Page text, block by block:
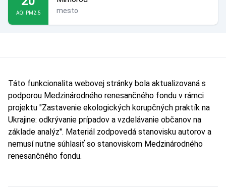
AQI PM2.5 mesto
Táto funkcionalita webovej stránky bola aktualizovaná s
podporou Medzinárodného renesančného fondu v rámci
projektu "Zastavenie ekologických korupčných praktík na
Ukrajine: odkrývanie prípadov a vzdelávanie občanov na
základe analýz". Materiál zodpovedá stanovisku autorov a
nemusí nutne súhlasiť so stanoviskom Medzinárodného
renesančného fondu.